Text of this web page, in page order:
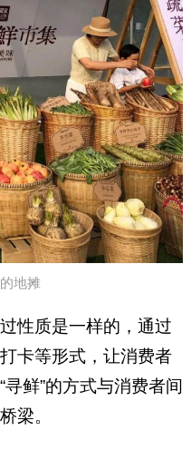
地摊
性质是一样的，通过
卡等形式，让消费者
鲜”的方式与消费者间
梁。